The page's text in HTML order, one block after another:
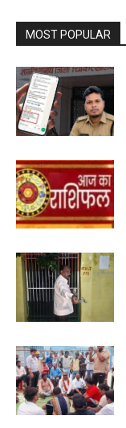
MOST POPULAR